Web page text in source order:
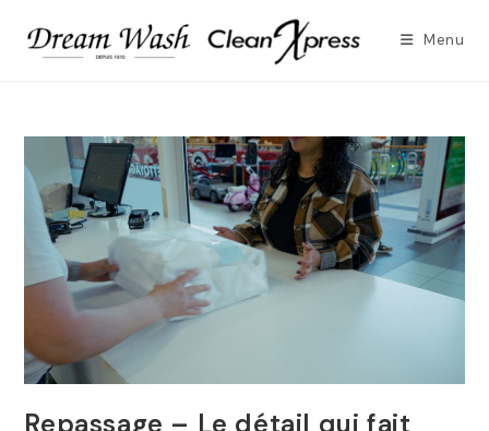
Menu
Repassage – Le détail qui fait